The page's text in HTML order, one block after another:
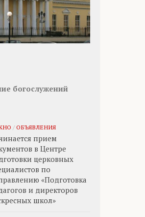
богослужений
/ ОБЪЯВЛЕНИЯ
прием
в Центре
церковных
по
«Подготовка
и директоров
школ»